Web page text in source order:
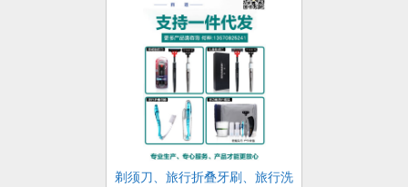
剃须刀、旅行折叠牙刷、旅行洗